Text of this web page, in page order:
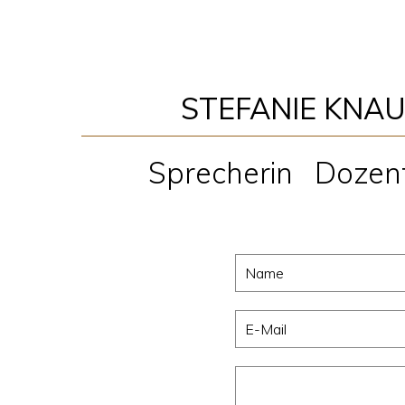
STEFANIE
Sprecherin